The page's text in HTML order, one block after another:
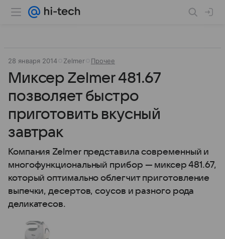
28 января 2014 Zelmer Прочее
Миксер Zelmer 481.67
позволяет быстро
приготовить вкусный
завтрак
Компания Zelmer представила современный и
многофункциональный прибор — миксер 481.67,
который оптимально облегчит приготовление
выпечки, десертов, соусов и разного рода
деликатесов.